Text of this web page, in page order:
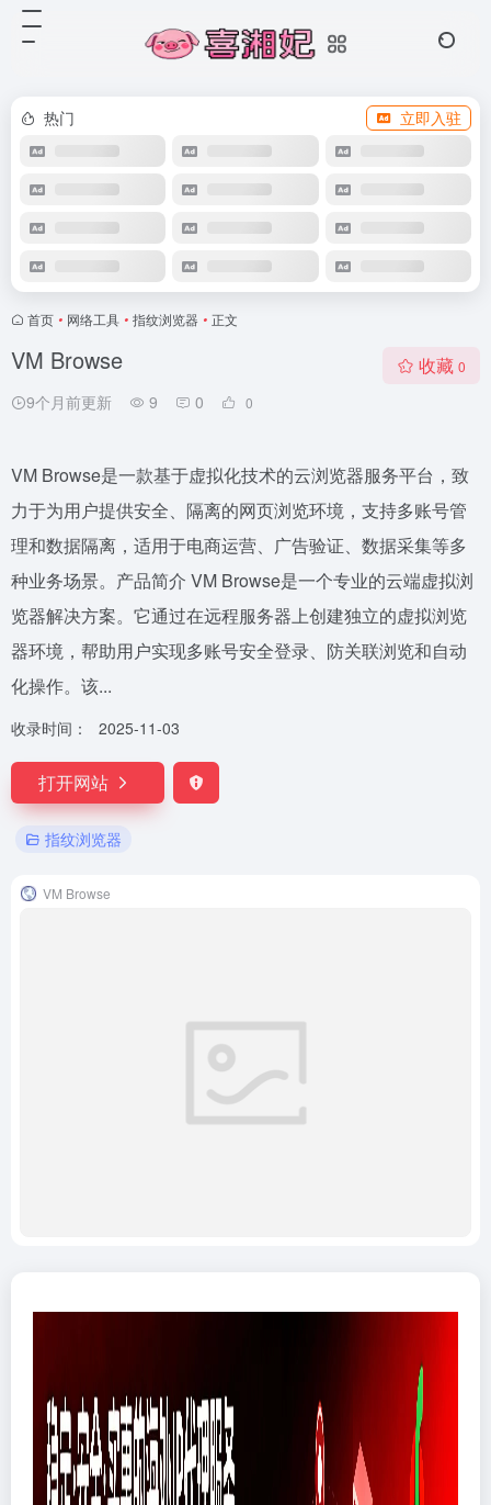
热门 立即入驻
首页 • 网络工具 • 指纹浏览器 • 正文
VM Browse
9个月前更新 9 0 0
收藏 0
VM Browse是一款基于虚拟化技术的云浏览器服务平台，致
力于为用户提供安全、隔离的网页浏览环境，支持多账号管
理和数据隔离，适用于电商运营、广告验证、数据采集等多
种业务场景。产品简介 VM Browse是一个专业的云端虚拟浏
览器解决方案。它通过在远程服务器上创建独立的虚拟浏览
器环境，帮助用户实现多账号安全登录、防关联浏览和自动
化操作。该...
收录时间： 2025-11-03
打开网站
指纹浏览器
VM Browse